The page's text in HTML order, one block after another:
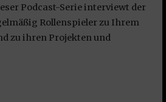
Podcast-Serie interviewt der
Rollenspieler zu Ihrem
zu ihren Projekten und